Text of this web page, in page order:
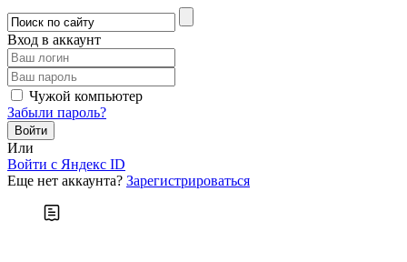
Вход в аккаунт
Чужой компьютер
Забыли пароль?
Или
Войти c Яндекс ID
Еще нет аккаунта? Зарегистрироваться